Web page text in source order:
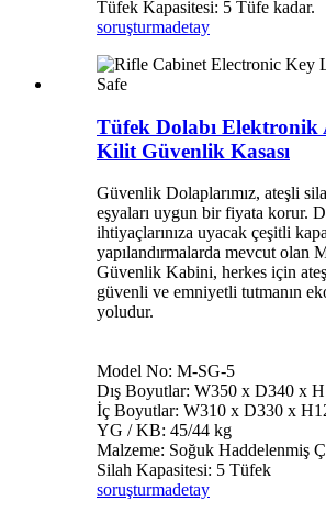
Tüfek Kapasitesi: 5 Tüfe kadar.
soruşturmadetay
Tüfek Dolabı Elektronik
Kilit Güvenlik Kasası
Güvenlik Dolaplarımız, ateşli
eşyaları uygun bir fiyata korur.
ihtiyaçlarınıza uyacak çeşitli
yapılandırmalarda mevcut olan
Güvenlik Kabini, herkes için
güvenli ve emniyetli tutmanın
yoludur.
Model No: M-SG-5
Dış Boyutlar: W350 x D340 x
İç Boyutlar: W310 x D330 x
YG / KB: 45/44 kg
Malzeme: Soğuk Haddelenmiş
Silah Kapasitesi: 5 Tüfek
soruşturmadetay